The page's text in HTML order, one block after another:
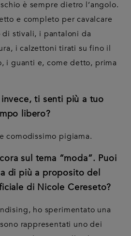
è sempre dietro l’angolo.
e completo per cavalcare
stivali, i pantaloni da
i calzettoni tirati su fino il
i guanti e, come detto, prima
ti senti più a tuo
libero?
comodissimo pigiama.
sul tema “moda”. Puoi
di più a proposito del
di Nicole Cereseto?
ho sperimentato una
rappresentati uno dei